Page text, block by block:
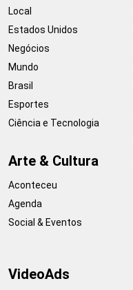
Local
Estados Unidos
Negócios
Mundo
Brasil
Esportes
Ciência e Tecnologia
Arte & Cultura
Aconteceu
Agenda
Social & Eventos
VideoAds